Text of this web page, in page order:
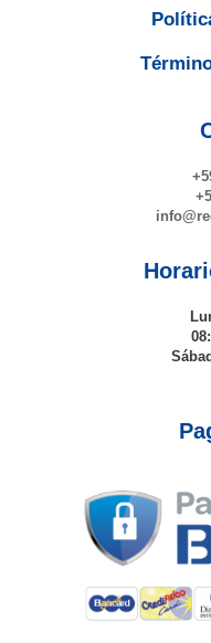
info@